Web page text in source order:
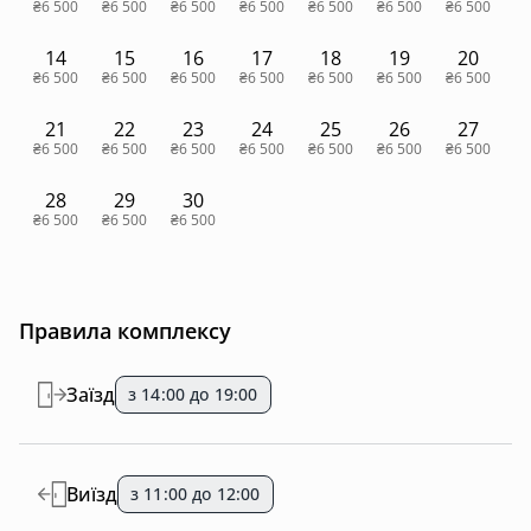
₴6 500 ₴6 500 ₴6 500 ₴6 500 ₴6 500 ₴6 500 ₴6 500
14
₴6 500
15
₴6 500
16
₴6 500
17
₴6 500
18
₴6 500
19
₴6 500
20
₴6 500
21
₴6 500
22
₴6 500
23
₴6 500
24
₴6 500
25
₴6 500
26
₴6 500
27
₴6 500
28
₴6 500
29
₴6 500
30
₴6 500
Правила комплексу
Заїзд з 14:00 до 19:00
Виїзд з 11:00 до 12:00